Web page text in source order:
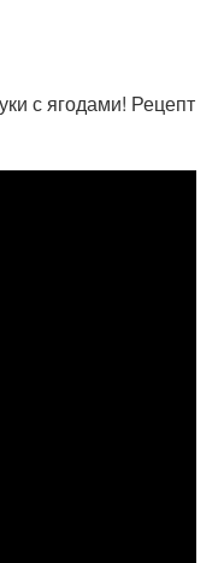
с ягодами! Рецепт